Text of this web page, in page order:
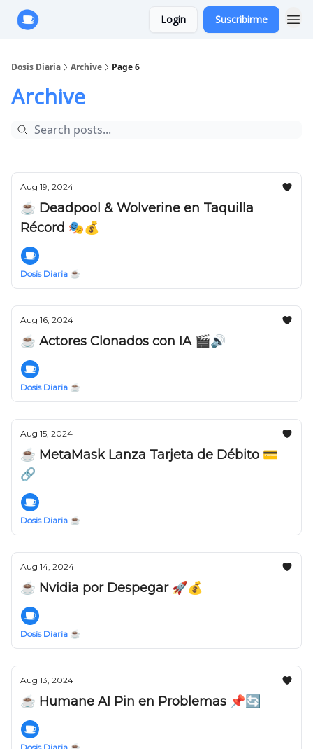
Login Suscribirme
Dosis Diaria Archive Page 6
Archive
Aug 19, 2024
☕️ Deadpool & Wolverine en Taquilla
Récord 🎭💰
Dosis Diaria ☕️
Aug 16, 2024
☕️ Actores Clonados con IA 🎬🔊
Dosis Diaria ☕️
Aug 15, 2024
☕️ MetaMask Lanza Tarjeta de Débito 💳
🔗
Dosis Diaria ☕️
Aug 14, 2024
☕️ Nvidia por Despegar 🚀💰
Dosis Diaria ☕️
Aug 13, 2024
☕️ Humane AI Pin en Problemas 📌🔄